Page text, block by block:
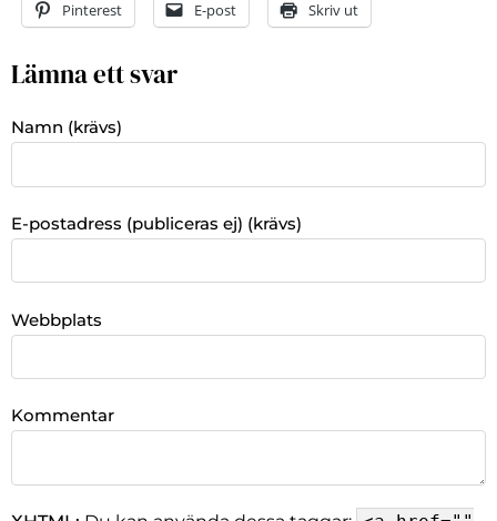
Pinterest E-post Skriv ut
Lämna ett svar
Namn (krävs)
E-postadress (publiceras ej) (krävs)
Webbplats
Kommentar